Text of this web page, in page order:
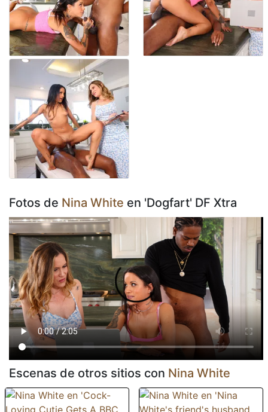
Fotos de Nina White en 'Dogfart' DF Xtra
Escenas de otros sitios con Nina White